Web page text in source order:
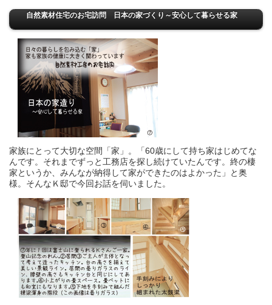
自然素材住宅のお宅訪問 日本の家づくり ～安心して暮らせる家
家族にとって大切な空間「家」。「60歳にして持ち家はじめてな
んです。それまでずっと工務店を探し続けていたんです。終の棲
家というか、みんなが納得して家ができたのはよかった」と奥
様。そんなＫ邸で今回お話を伺いました。